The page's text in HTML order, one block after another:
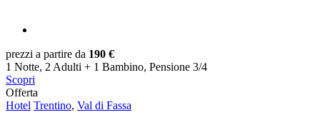
prezzi a partire da 190 €
1 Notte, 2 Adulti + 1 Bambino, Pensione 3/4
Scopri
Offerta
Hotel Trentino, Val di Fassa